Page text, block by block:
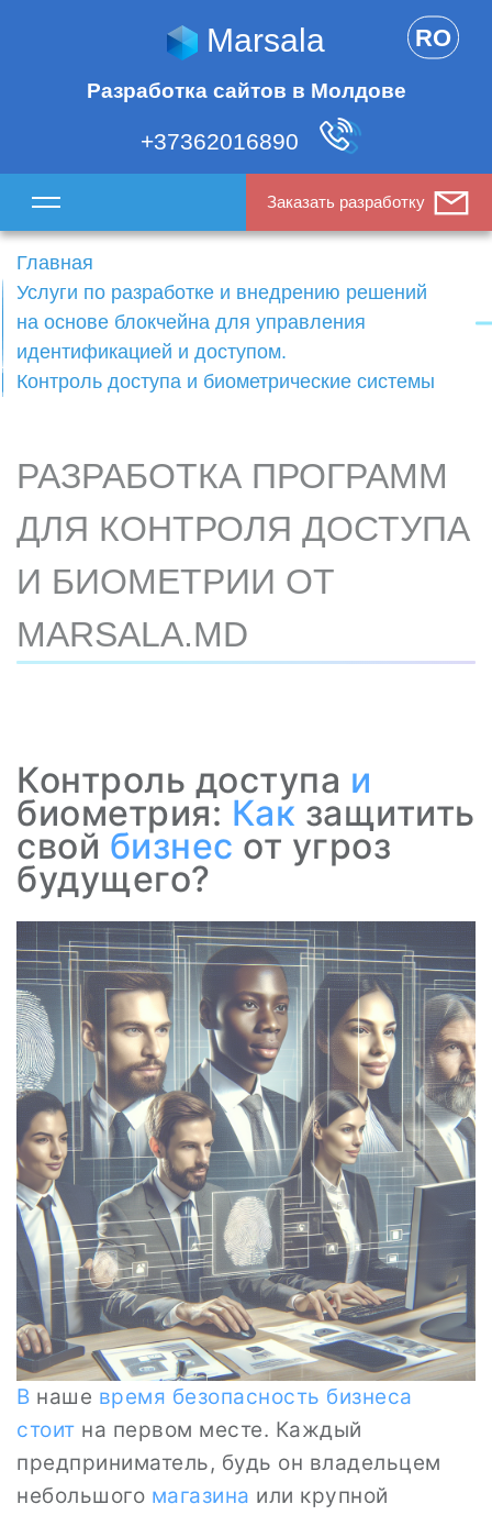
Marsala
Разработка сайтов в Молдове
+37362016890
RO
Заказать разработку
Главная
Услуги по разработке и внедрению решений
на основе блокчейна для управления
идентификацией и доступом.
Контроль доступа и биометрические системы
РАЗРАБОТКА ПРОГРАММ
ДЛЯ КОНТРОЛЯ ДОСТУПА
И БИОМЕТРИИ ОТ
MARSALA.MD
Контроль доступа и
биометрия: Как защитить
свой бизнес от угроз
будущего?
В наше время безопасность бизнеса
стоит на первом месте. Каждый
предприниматель, будь он владельцем
небольшого магазина или крупной